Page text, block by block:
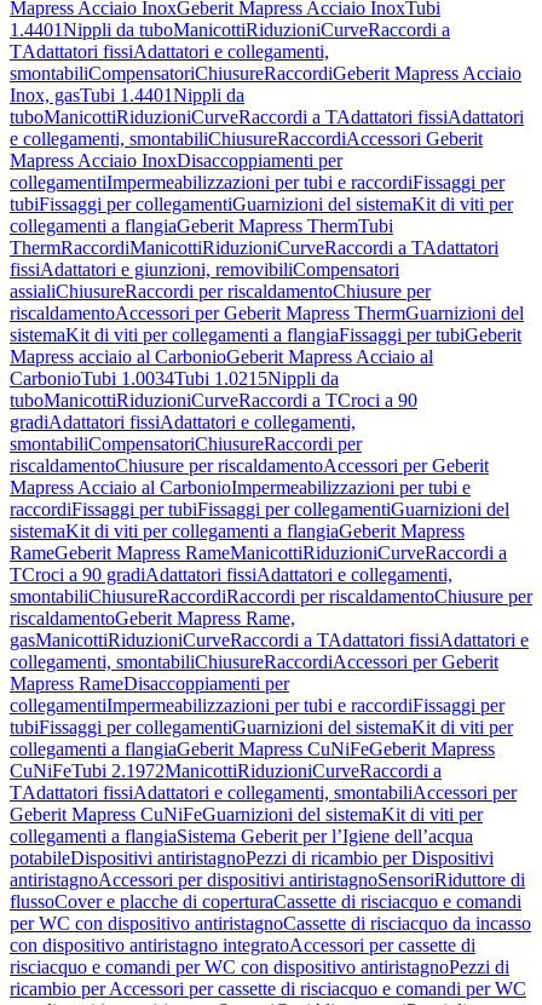
Mapress Acciaio InoxGeberit Mapress Acciaio InoxTubi
1.4401Nippli da tuboManicottiRiduzioniCurveRaccordi a
TAdattatori fissiAdattatori e collegamenti,
smontabiliCompensatoriChiusureRaccordiGeberit Mapress Acciaio
Inox, gasTubi 1.4401Nippli da
tuboManicottiRiduzioniCurveRaccordi a TAdattatori fissiAdattatori
e collegamenti, smontabiliChiusureRaccordiAccessori Geberit
Mapress Acciaio InoxDisaccoppiamenti per
collegamentiImpermeabilizzazioni per tubi e raccordiFissaggi per
tubiFissaggi per collegamentiGuarnizioni del sistemaKit di viti per
collegamenti a flangiaGeberit Mapress ThermTubi
ThermRaccordiManicottiRiduzioniCurveRaccordi a TAdattatori
fissiAdattatori e giunzioni, removibiliCompensatori
assialiChiusureRaccordi per riscaldamentoChiusure per
riscaldamentoAccessori per Geberit Mapress ThermGuarnizioni del
sistemaKit di viti per collegamenti a flangiaFissaggi per tubiGeberit
Mapress acciaio al CarbonioGeberit Mapress Acciaio al
CarbonioTubi 1.0034Tubi 1.0215Nippli da
tuboManicottiRiduzioniCurveRaccordi a TCroci a 90
gradiAdattatori fissiAdattatori e collegamenti,
smontabiliCompensatoriChiusureRaccordi per
riscaldamentoChiusure per riscaldamentoAccessori per Geberit
Mapress Acciaio al CarbonioImpermeabilizzazioni per tubi e
raccordiFissaggi per tubiFissaggi per collegamentiGuarnizioni del
sistemaKit di viti per collegamenti a flangiaGeberit Mapress
RameGeberit Mapress RameManicottiRiduzioniCurveRaccordi a
TCroci a 90 gradiAdattatori fissiAdattatori e collegamenti,
smontabiliChiusureRaccordiRaccordi per riscaldamentoChiusure per
riscaldamentoGeberit Mapress Rame,
gasManicottiRiduzioniCurveRaccordi a TAdattatori fissiAdattatori e
collegamenti, smontabiliChiusureRaccordiAccessori per Geberit
Mapress RameDisaccoppiamenti per
collegamentiImpermeabilizzazioni per tubi e raccordiFissaggi per
tubiFissaggi per collegamentiGuarnizioni del sistemaKit di viti per
collegamenti a flangiaGeberit Mapress CuNiFeGeberit Mapress
CuNiFeTubi 2.1972ManicottiRiduzioniCurveRaccordi a
TAdattatori fissiAdattatori e collegamenti, smontabiliAccessori per
Geberit Mapress CuNiFeGuarnizioni del sistemaKit di viti per
collegamenti a flangiaSistema Geberit per l’Igiene dell’acqua
potabileDispositivi antiristagnoPezzi di ricambio per Dispositivi
antiristagnoAccessori per dispositivi antiristagnoSensoriRiduttore di
flussoCover e placche di coperturaCassette di risciacquo e comandi
per WC con dispositivo antiristagnoCassette di risciacquo da incasso
con dispositivo antiristagno integratoAccessori per cassette di
risciacquo e comandi per WC con dispositivo antiristagnoPezzi di
ricambio per Accessori per cassette di risciacquo e comandi per WC